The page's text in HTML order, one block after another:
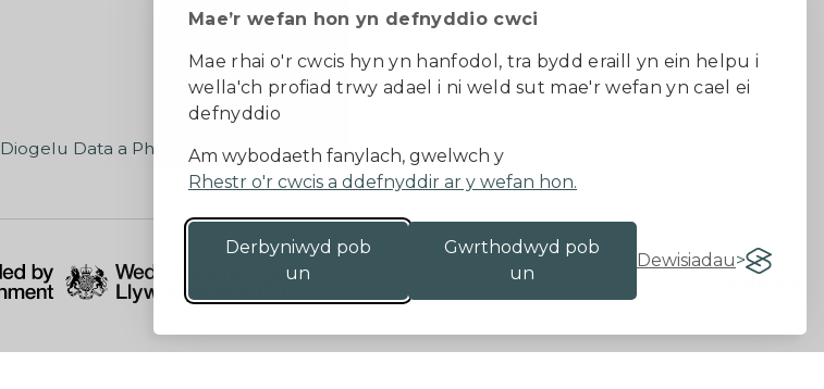
Mae’r wefan hon yn defnyddio cwci
Mae rhai o'r cwcis hyn yn hanfodol, tra bydd eraill yn ein helpu i
wella'ch profiad trwy adael i ni weld sut mae'r wefan yn cael ei
defnyddio
Am wybodaeth fanylach, gwelwch y
Rhestr o'r cwcis a ddefnyddir ar y wefan hon.
Derbyniwyd pob
un
Gwrthodwyd pob
un
Dewisiadau
Diogelu Data a Phreifatrwydd Telerau ac amodau